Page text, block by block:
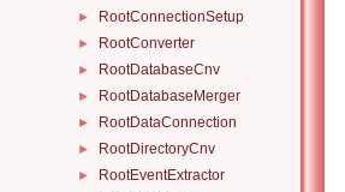
► RootConnectionSetup
► RootConverter
► RootDatabaseCnv
► RootDatabaseMerger
► RootDataConnection
► RootDirectoryCnv
► RootEventExtractor